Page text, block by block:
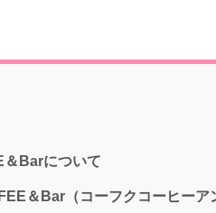
Barについて
＆Bar（コーフクコーヒーア